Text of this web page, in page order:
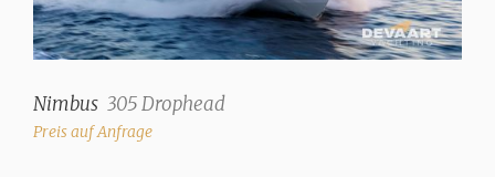
Nimbus 305 Drophead
Preis auf Anfrage